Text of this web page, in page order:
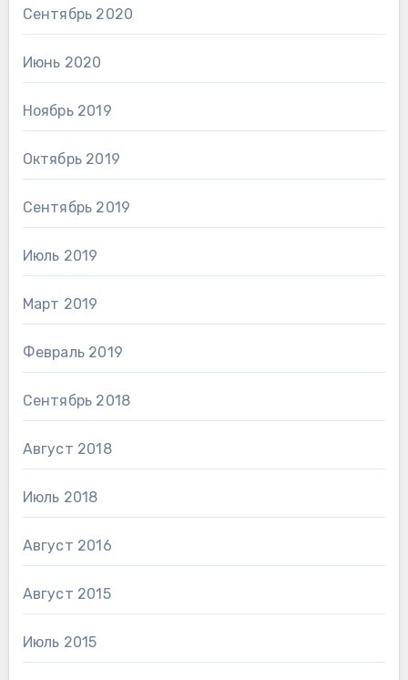
Сентябрь 2020
Июнь 2020
Ноябрь 2019
Октябрь 2019
Сентябрь 2019
Июль 2019
Март 2019
Февраль 2019
Сентябрь 2018
Август 2018
Июль 2018
Август 2016
Август 2015
Июль 2015